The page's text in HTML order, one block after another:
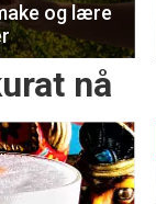
og lære
nå